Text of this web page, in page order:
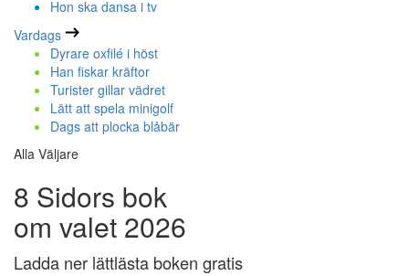
Hon ska dansa i tv
Vardags
Dyrare oxfilé i höst
Han fiskar kräftor
Turister gillar vädret
Lätt att spela minigolf
Dags att plocka blåbär
Alla Väljare
8 Sidors bok
om valet 2026
Ladda ner lättlästa boken gratis